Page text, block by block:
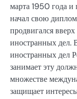
марта 1950 года
начал свою
продвигался
иностранных
иностранных дел
занимает эту
множестве
защищает